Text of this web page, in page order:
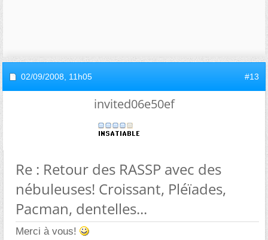
02/09/2008, 11h05 #13
invited06e50ef
Re : Retour des RASSP avec des
nébuleuses! Croissant, Pléïades,
Pacman, dentelles...
Merci à vous!